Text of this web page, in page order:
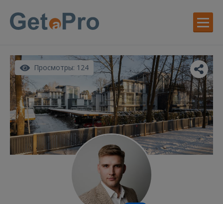
Просмотры: 124